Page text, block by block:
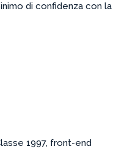
di confidenza con la
1997, front-end